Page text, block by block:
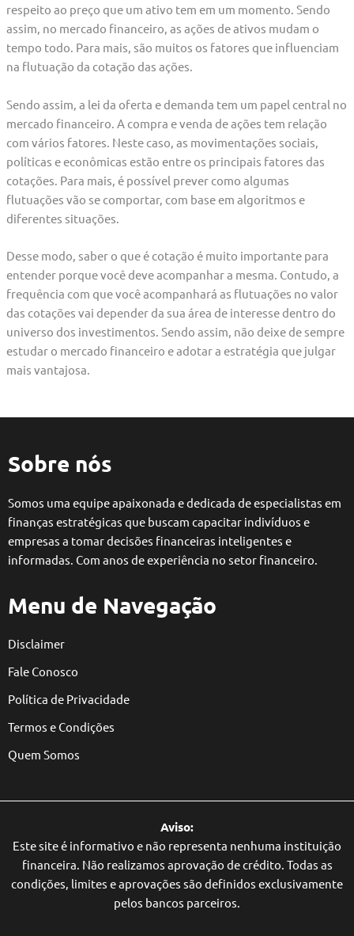
respeito ao preço que um ativo tem em um momento. Sendo
assim, no mercado financeiro, as ações de ativos mudam o
tempo todo. Para mais, são muitos os fatores que influenciam
na flutuação da cotação das ações.
Sendo assim, a lei da oferta e demanda tem um papel central no
mercado financeiro. A compra e venda de ações tem relação
com vários fatores. Neste caso, as movimentações sociais,
políticas e econômicas estão entre os principais fatores das
cotações. Para mais, é possível prever como algumas
flutuações vão se comportar, com base em algoritmos e
diferentes situações.
Desse modo, saber o que é cotação é muito importante para
entender porque você deve acompanhar a mesma. Contudo, a
frequência com que você acompanhará as flutuações no valor
das cotações vai depender da sua área de interesse dentro do
universo dos investimentos. Sendo assim, não deixe de sempre
estudar o mercado financeiro e adotar a estratégia que julgar
mais vantajosa.
Sobre nós
Somos uma equipe apaixonada e dedicada de especialistas em
finanças estratégicas que buscam capacitar indivíduos e
empresas a tomar decisões financeiras inteligentes e
informadas. Com anos de experiência no setor financeiro.
Menu de Navegação
Disclaimer
Fale Conosco
Política de Privacidade
Termos e Condições
Quem Somos
Aviso:
Este site é informativo e não representa nenhuma instituição
financeira. Não realizamos aprovação de crédito. Todas as
condições, limites e aprovações são definidos exclusivamente
pelos bancos parceiros.